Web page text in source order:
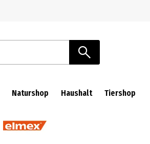
Naturshop Haushalt Tiershop